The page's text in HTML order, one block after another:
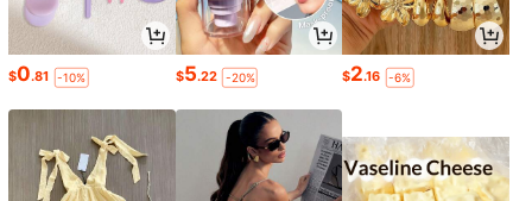
$0.81 -10% $5.22 -20% $2.16 -6%